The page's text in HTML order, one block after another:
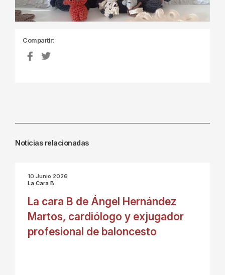
Compartir:
Noticias relacionadas
10 Junio 2026
La Cara B
La cara B de Ángel Hernández
Martos, cardiólogo y exjugador
profesional de baloncesto